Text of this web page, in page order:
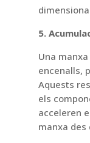
5.
Una
encenalls,
Aquests
els
acceleren
manxa des